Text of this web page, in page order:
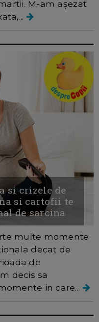
M-am așezat
si crizele de
si cartofii te
de sarcina
multe momente
decat de
de
decis sa
in care...